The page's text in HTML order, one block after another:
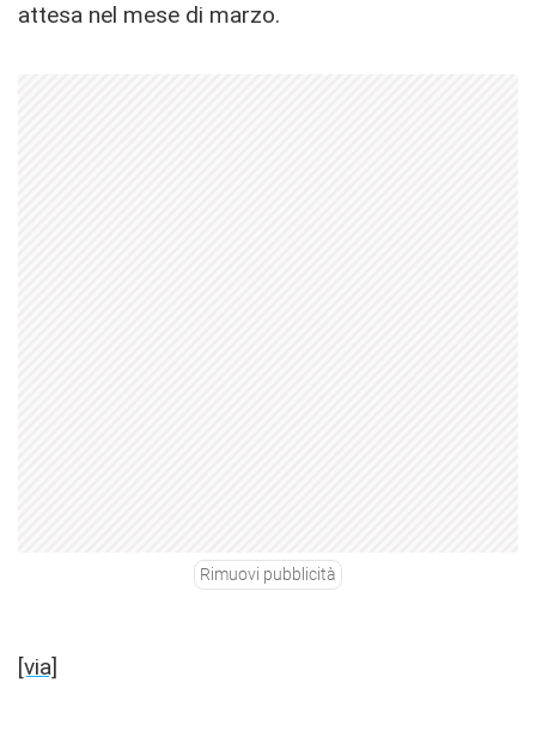
attesa nel mese di marzo.
Rimuovi pubblicità
[via]